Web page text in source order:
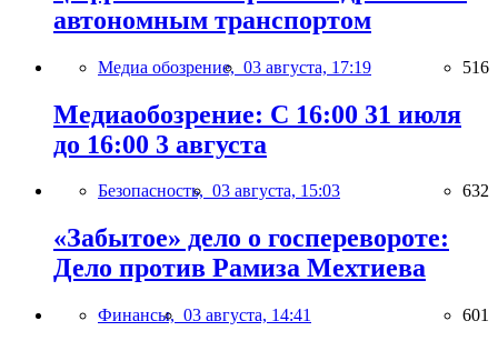
автономным транспортом
Медиа обозрение, 03 августа, 17:19 516
Медиаобозрение: С 16:00 31 июля
до 16:00 3 августа
Безопасность, 03 августа, 15:03 632
«Забытое» дело о госперевороте:
Дело против Рамиза Мехтиева
Финансы, 03 августа, 14:41 601